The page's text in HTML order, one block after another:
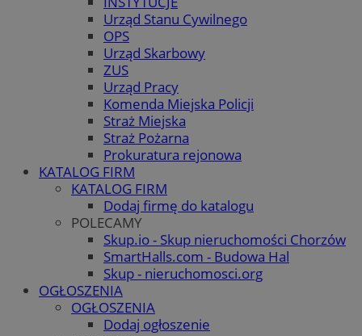
Urząd Stanu Cywilnego
OPS
Urząd Skarbowy
ZUS
Urząd Pracy
Komenda Miejska Policji
Straż Miejska
Straż Pożarna
Prokuratura rejonowa
KATALOG FIRM
KATALOG FIRM
Dodaj firmę do katalogu
POLECAMY
Skup.io - Skup nieruchomości Chorzów
SmartHalls.com - Budowa Hal
Skup - nieruchomosci.org
OGŁOSZENIA
OGŁOSZENIA
Dodaj ogłoszenie